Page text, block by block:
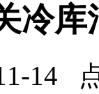
冷
14